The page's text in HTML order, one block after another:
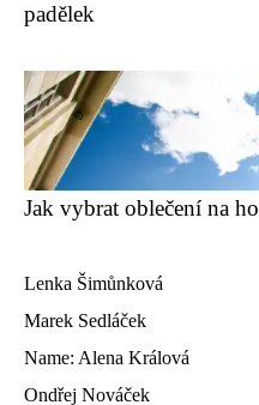
padělek
Jak vybrat oblečení na
Lenka Šimůnková
Marek Sedláček
Name: Alena Králová
Ondřej Nováček